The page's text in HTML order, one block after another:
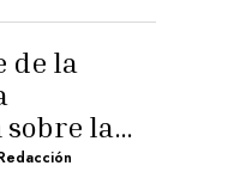
de la
la